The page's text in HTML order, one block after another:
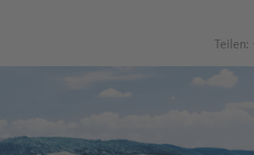
Teilen: